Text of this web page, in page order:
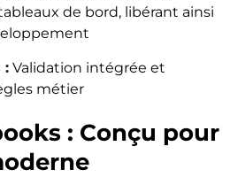
de bord, libérant ainsi
: Validation intégrée et
métier
: Conçu pour